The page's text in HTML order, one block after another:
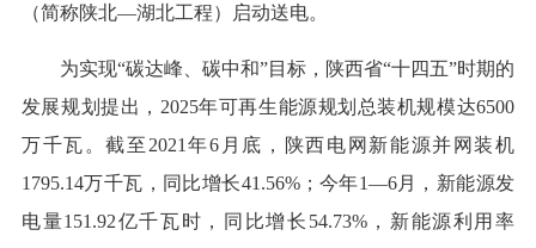
（简称陕北—湖北工程）启动送电。
为实现“碳达峰、碳中和”目标，陕西省“十四五”时期的
发展规划提出，2025年可再生能源规划总装机规模达6500
万千瓦。截至2021年6月底，陕西电网新能源并网装机
1795.14万千瓦，同比增长41.56%；今年1—6月，新能源发
电量151.92亿千瓦时，同比增长54.73%，新能源利用率